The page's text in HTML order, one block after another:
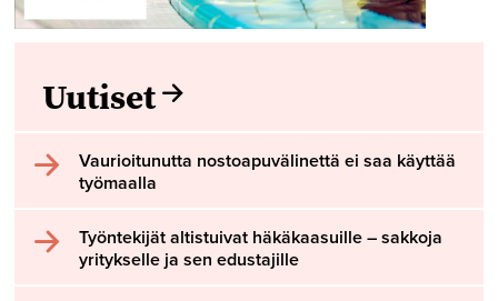
Uutiset
Vaurioitunutta nostoapuvälinettä ei saa käyttää
työmaalla
Työntekijät altistuivat häkäkaasuille – sakkoja
yritykselle ja sen edustajille